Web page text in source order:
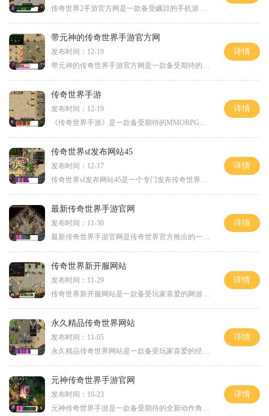
传奇世界2手游官方网是一款备受瞩目的手机游戏，忠实地再现了经典单机游戏传奇世界的玩法和乐趣。这款游戏以其精美的画面，丰富的内容和激烈的战斗而闻名，吸引着无数传奇世界
带元神的传奇世界手游官方网
发布时间：12-19
带元神的传奇世界手游官方网是一款备受期待的网络游戏，该游戏以其独特的玩法和精美的画面优势深受玩家们的喜爱。作为一款传奇世界的手游版本，游戏在保留了经典传奇世界的又
详情
传奇世界手游
发布时间：12-19
《传奇世界手游》是一款备受期待的MMORPG手游，是经典端游《传奇世界》原班人马全新打造。拥有精美的画面，丰富的职业与技能系统，以及多样的玩法模式，让玩家回味起传奇的经典
详情
传奇世界sf发布网站45
发布时间：12-17
传奇世界sf发布网站45是一个专门发布传奇世界私服的网站，为广大传奇世界玩家提供了一个丰富多样的游戏选择。传奇世界私服作为传奇世界的一个分支，以其独特的玩法和丰富的游戏
详情
最新传奇世界手游官网
发布时间：11-30
最新传奇世界手游官网是传奇世界官方推出的一款移动端游戏。作为传奇系列的最新力作，它带来了全新的游戏体验和精彩的冒险世界。在这款游戏中，玩家可以体验到经典的传奇世界
详情
传奇世界新开服网站
发布时间：11-29
传奇世界新开服网站是一款备受玩家喜爱的网游，它拥有精美细致的画面和丰富多样的玩法。在这个游戏中，玩家将身临其境地探索一个虚拟的武侠世界，感受古风的江湖情怀。在传奇
详情
永久精品传奇世界网站
发布时间：11-05
永久精品传奇世界网站是一款备受玩家喜爱的经典传奇游戏。在这个虚拟世界里，你可以体验到精彩纷呈的冒险、刺激的战斗以及丰富多样的交互玩法。下面将为大家详细介绍永久精品
详情
元神传奇世界手游官网
发布时间：10-23
元神传奇世界手游是一款备受期待的全新动作角色扮演游戏，继承了经典元神系列的精髓，并将其移植到了手机平台上。该游戏以其精美的画面、独特的剧情和丰富的玩法而备受关注。
详情